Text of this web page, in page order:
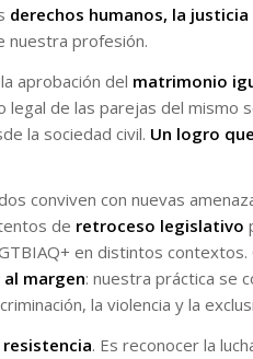
derechos humanos, la
nuestra profesión.
aprobación del matrimonio
de las parejas del mismo
la sociedad civil. Un logro
conviven con nuevas
de retroceso legislativo
en distintos
margen: nuestra práctica se
la violencia y la
. Es reconocer la